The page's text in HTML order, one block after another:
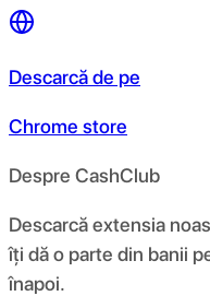
Descarcă de pe
Chrome store
Despre CashClub
Descarcă extensia
îți dă o parte din banii
înapoi.